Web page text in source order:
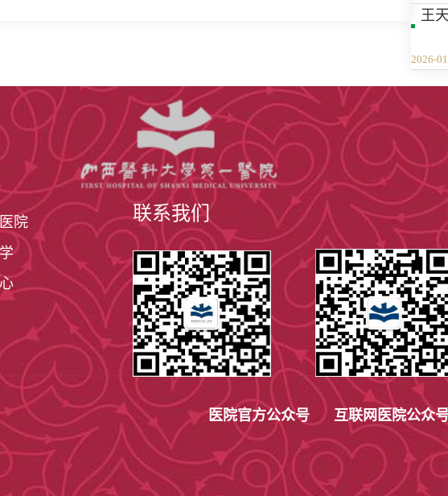
王
2026-
院
联系我们
医院官方公众号 互联网医院公众